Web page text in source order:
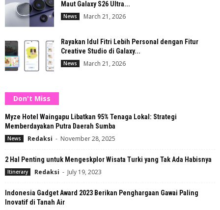
Maut Galaxy S26 Ultra...
News March 21, 2026
Rayakan Idul Fitri Lebih Personal dengan Fitur
Creative Studio di Galaxy...
News March 21, 2026
Don't Miss
Myze Hotel Waingapu Libatkan 95% Tenaga Lokal: Strategi
Memberdayakan Putra Daerah Sumba
News Redaksi - November 28, 2025
2 Hal Penting untuk Mengeskplor Wisata Turki yang Tak Ada Habisnya
Itinerary Redaksi - July 19, 2023
Indonesia Gadget Award 2023 Berikan Penghargaan Gawai Paling
Inovatif di Tanah Air